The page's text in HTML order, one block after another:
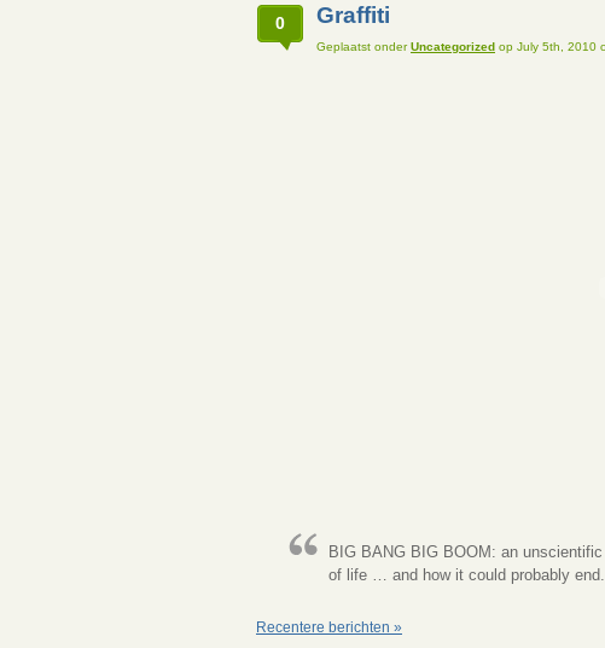
0 Graffiti
Geplaatst onderUncategorized op July 5th, 2010
BIG BANG BIG BOOM: an
of life … and how it could probably end.
Recentere berichten »